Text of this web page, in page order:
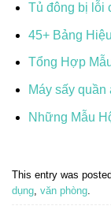
Tủ đông bị lỗi
45+ Bảng
Tổng Hợp
Máy sấy
Những Mẫu
This entry was
dụng văn phòng